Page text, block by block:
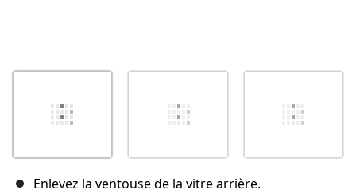
Enlevez la ventouse de la vitre arrière.